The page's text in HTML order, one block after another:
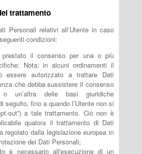
trattamento
Personali relativi all’Utente in caso
condizioni:
prestato il consenso per una o più
Nota: in alcuni ordinamenti il
essere autorizzato a trattare Dati
che debba sussistere il consenso
o un’altra delle basi giuridiche
seguito, fino a quando l’Utente non si
out”) a tale trattamento. Ciò non è
qualora il trattamento di Dati
regolato dalla legislazione europea in
dei Dati Personali;
è necessario all'esecuzione di un